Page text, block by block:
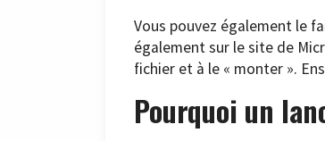
Vous pouvez également le
également sur le site de
fichier et à le « monter ».
Pourquoi un